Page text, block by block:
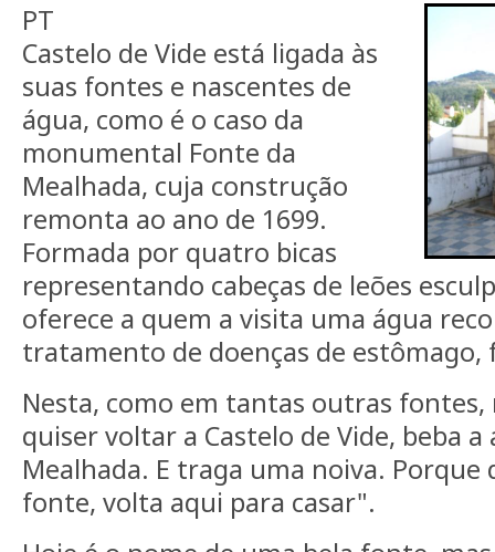
PT
Castelo de Vide está ligada às
suas fontes e nascentes de
água, como é o caso da
monumental Fonte da
Mealhada, cuja construção
remonta ao ano de 1699.
Formada por quatro bicas
representando cabeças de leões
oferece a quem a visita uma água
tratamento de doenças de estômago,
Nesta, como em tantas outras fontes,
quiser voltar a Castelo de Vide, beba
Mealhada. E traga uma noiva. Porque
fonte, volta aqui para casar".